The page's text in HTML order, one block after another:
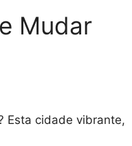
Mudar
Esta cidade vibrante,